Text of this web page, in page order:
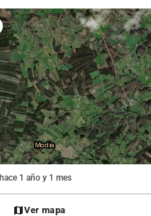
1 año y 1 mes
Ver mapa